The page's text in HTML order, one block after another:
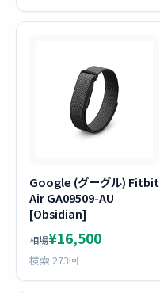
Google (グーグル) Fitbit
Air GA09509-AU
[Obsidian]
相場¥16,500
検索 273回